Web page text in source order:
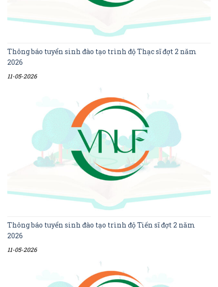
Thông báo tuyển sinh đào tạo trình độ Thạc sĩ đợt 2 năm
2026
11-05-2026
Thông báo tuyển sinh đào tạo trình độ Tiến sĩ đợt 2 năm
2026
11-05-2026